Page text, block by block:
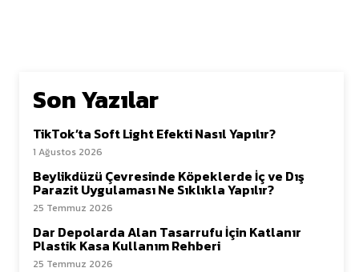
Son Yazılar
TikTok’ta Soft Light Efekti Nasıl Yapılır?
1 Ağustos 2026
Beylikdüzü Çevresinde Köpeklerde İç ve Dış
Parazit Uygulaması Ne Sıklıkla Yapılır?
25 Temmuz 2026
Dar Depolarda Alan Tasarrufu İçin Katlanır
Plastik Kasa Kullanım Rehberi
25 Temmuz 2026